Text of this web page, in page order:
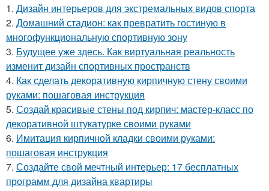
1. Дизайн интерьеров для экстремальных видов спорта
2. Домашний стадион: как превратить гостиную в
многофункциональную спортивную зону
3. Будущее уже здесь. Как виртуальная реальность
изменит дизайн спортивных пространств
4. Как сделать декоративную кирпичную стену своими
руками: пошаговая инструкция
5. Создай красивые стены под кирпич: мастер-класс по
декоративной штукатурке своими руками
6. Имитация кирпичной кладки своими руками:
пошаговая инструкция
7. Создайте свой мечтный интерьер: 17 бесплатных
программ для дизайна квартиры